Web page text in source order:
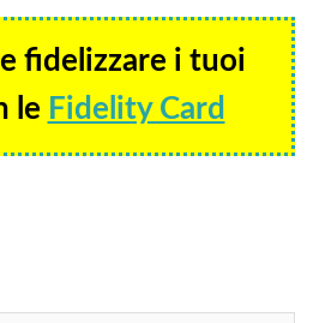
fidelizzare i tuoi
le Fidelity Card